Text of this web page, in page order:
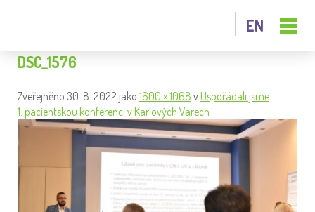
EN
DSC_1576
Zveřejněno 30. 8. 2022 jako 1600 × 1068 v Uspořádali jsme
1. pacientskou konferenci v Karlových Varech